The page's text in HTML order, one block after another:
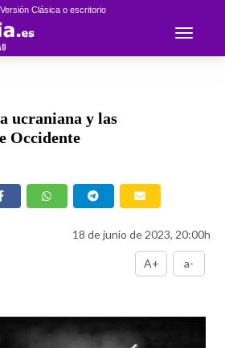
Clásica o escritorio
Toggle
ucraniana y las
Occidente
18 de junio de 2023, 20:00h
A+ a-